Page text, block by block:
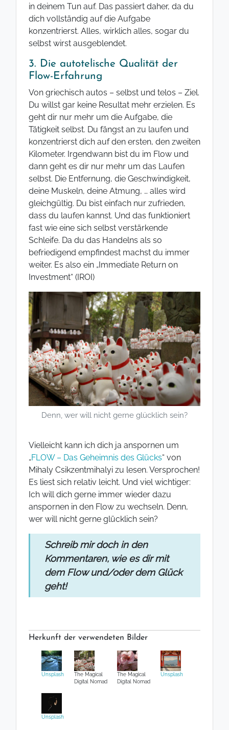
in deinem Tun auf. Das passiert daher, da du
dich vollständig auf die Aufgabe
konzentrierst. Alles, wirklich alles, sogar du
selbst wirst ausgeblendet.
3. Die autotelische Qualität der
Flow-Erfahrung
Von griechisch autos – selbst und telos – Ziel.
Du willst gar keine Resultat mehr erzielen. Es
geht dir nur mehr um die Aufgabe, die
Tätigkeit selbst. Du fängst an zu laufen und
konzentrierst dich auf den ersten, den zweiten
Kilometer. Irgendwann bist du im Flow und
dann geht es dir nur mehr um das Laufen
selbst. Die Entfernung, die Geschwindigkeit,
deine Muskeln, deine Atmung, … alles wird
gleichgültig. Du bist einfach nur zufrieden,
dass du laufen kannst. Und das funktioniert
fast wie eine sich selbst verstärkende
Schleife. Da du das Handelns als so
befriedigend empfindest machst du immer
weiter. Es also ein „Immediate Return on
Investment“ (IROI)
Denn, wer will nicht gerne glücklich sein?
Vielleicht kann ich dich ja anspornen um
„FLOW – Das Geheimnis des Glücks“ von
Mihaly Csikzentmihalyi zu lesen. Versprochen!
Es liest sich relativ leicht. Und viel wichtiger:
Ich will dich gerne immer wieder dazu
anspornen in den Flow zu wechseln. Denn,
wer will nicht gerne glücklich sein?
Schreib mir doch in den
Kommentaren, wie es dir mit
dem Flow und/oder dem Glück
geht!
Herkunft der verwendeten Bilder
Unsplash
The Magical
Digital Nomad
The Magical
Digital Nomad
Unsplash
Unsplash